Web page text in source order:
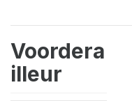
Voordera
illeur